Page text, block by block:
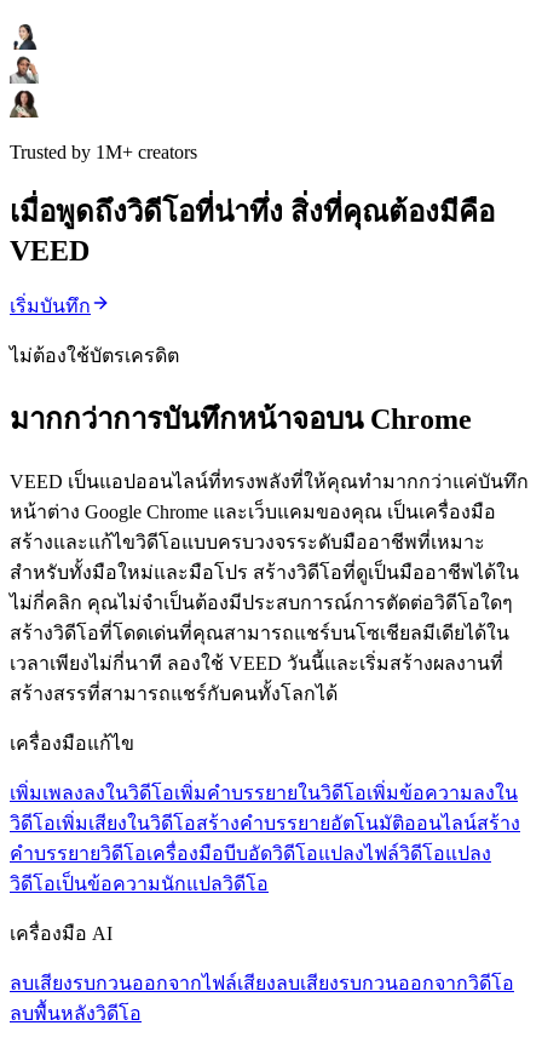
Trusted by 1M+ creators
เมื่อพูดถึงวิดีโอที่น่าทึ่ง สิ่งที่คุณต้องมีคือ
VEED
เริ่มบันทึก
ไม่ต้องใช้บัตรเครดิต
มากกว่าการบันทึกหน้าจอบน Chrome
VEED เป็นแอปออนไลน์ที่ทรงพลังที่ให้คุณทำมากกว่าแค่บันทึก
หน้าต่าง Google Chrome และเว็บแคมของคุณ เป็นเครื่องมือ
สร้างและแก้ไขวิดีโอแบบครบวงจรระดับมืออาชีพที่เหมาะ
สำหรับทั้งมือใหม่และมือโปร สร้างวิดีโอที่ดูเป็นมืออาชีพได้ใน
ไม่กี่คลิก คุณไม่จำเป็นต้องมีประสบการณ์การตัดต่อวิดีโอใดๆ
สร้างวิดีโอที่โดดเด่นที่คุณสามารถแชร์บนโซเชียลมีเดียได้ใน
เวลาเพียงไม่กี่นาที ลองใช้ VEED วันนี้และเริ่มสร้างผลงานที่
สร้างสรรที่สามารถแชร์กับคนทั้งโลกได้
เครื่องมือแก้ไข
เพิ่มเพลงลงในวิดีโอเพิ่มคำบรรยายในวิดีโอเพิ่มข้อความลงใน
วิดีโอเพิ่มเสียงในวิดีโอสร้างคำบรรยายอัตโนมัติออนไลน์สร้าง
คำบรรยายวิดีโอเครื่องมือบีบอัดวิดีโอแปลงไฟล์วิดีโอแปลง
วิดีโอเป็นข้อความนักแปลวิดีโอ
เครื่องมือ AI
ลบเสียงรบกวนออกจากไฟล์เสียงลบเสียงรบกวนออกจากวิดีโอ
ลบพื้นหลังวิดีโอ